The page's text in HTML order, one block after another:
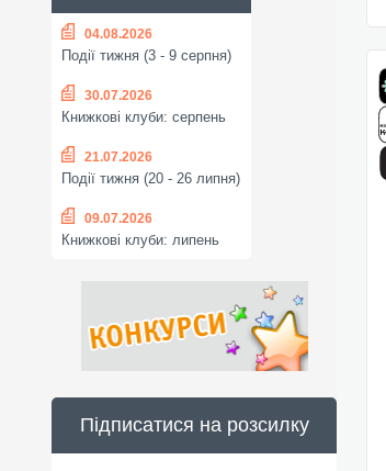
04.08.2026
Події тижня (3 - 9 серпня)
30.07.2026
Книжкові клуби: серпень
21.07.2026
Події тижня (20 - 26 липня)
09.07.2026
Книжкові клуби: липень
Підписатися на розсилку